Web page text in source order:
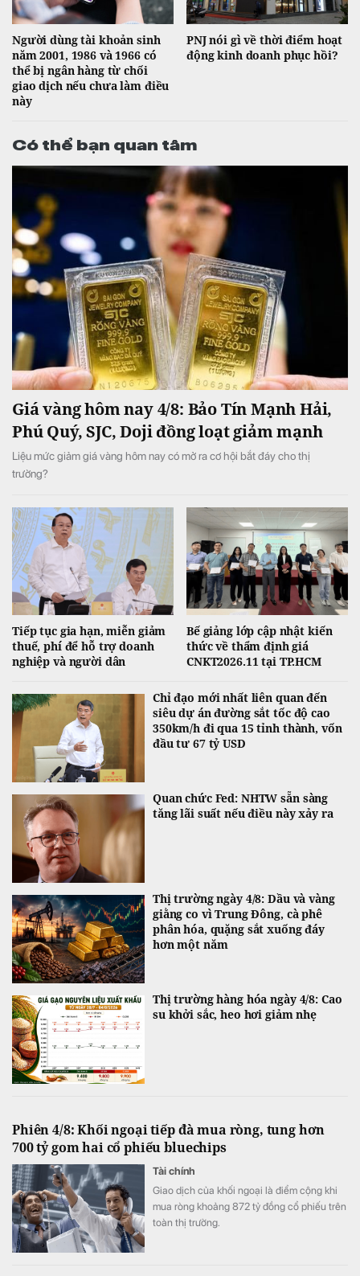
Người dùng tài khoản sinh
năm 2001, 1986 và 1966 có
thể bị ngân hàng từ chối
giao dịch nếu chưa làm điều
này
PNJ nói gì về thời điểm hoạt
động kinh doanh phục hồi?
Có thể bạn quan tâm
Giá vàng hôm nay 4/8: Bảo Tín Mạnh Hải,
Phú Quý, SJC, Doji đồng loạt giảm mạnh
Liệu mức giảm giá vàng hôm nay có mở ra cơ hội bắt đáy cho thị
trường?
Tiếp tục gia hạn, miễn giảm
thuế, phí để hỗ trợ doanh
nghiệp và người dân
Bế giảng lớp cập nhật kiến
thức về thẩm định giá
CNKT2026.11 tại TP.HCM
Chỉ đạo mới nhất liên quan đến
siêu dự án đường sắt tốc độ cao
350km/h đi qua 15 tỉnh thành, vốn
đầu tư 67 tỷ USD
Quan chức Fed: NHTW sẵn sàng
tăng lãi suất nếu điều này xảy ra
Thị trường ngày 4/8: Dầu và vàng
giằng co vì Trung Đông, cà phê
phân hóa, quặng sắt xuống đáy
hơn một năm
Thị trường hàng hóa ngày 4/8: Cao
su khởi sắc, heo hơi giảm nhẹ
Phiên 4/8: Khối ngoại tiếp đà mua ròng, tung hơn
700 tỷ gom hai cổ phiếu bluechips
Tài chính
Giao dịch của khối ngoại là điểm cộng khi
mua ròng khoảng 872 tỷ đồng cổ phiếu trên
toàn thị trường.